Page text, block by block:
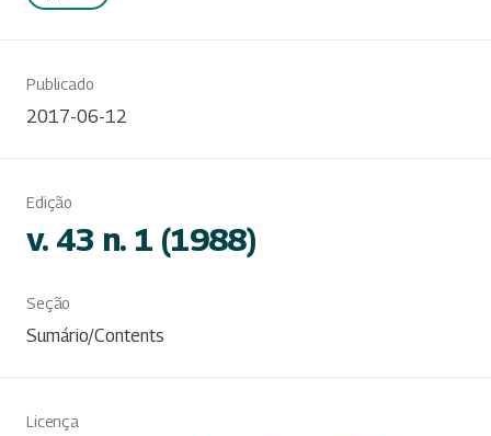
Publicado
2017-06-12
Edição
v. 43 n. 1 (1988)
Seção
Sumário/Contents
Licença